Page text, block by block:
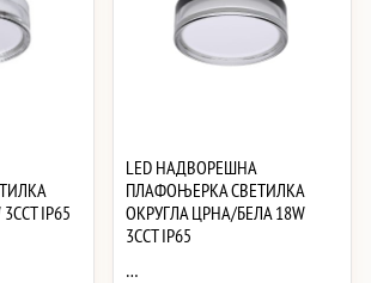
IP65
LED НАДВОРЕШНА
ПЛАФОЊЕРКА СВЕТИЛКА
ОКРУГЛА ЦРНА/БЕЛА 18W
3CCT IP65
…